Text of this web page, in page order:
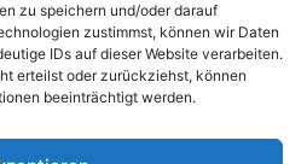
zu speichern und/oder darauf
zustimmst, können wir Daten
IDs auf dieser Website verarbeiten.
erteilst oder zurückziehst, können
beeinträchtigt werden.
NaturFreunde